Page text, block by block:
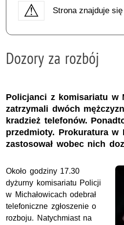
Strona znajduje
Dozory za rozbój
Policjanci z komisariatu w
zatrzymali dwóch
kradzież telefonów.
przedmioty. Prokuratura w
zastosował wobec nich
Około godziny 17.30
dyżurny komisariatu Policji
w Michałowicach odebrał
telefoniczne zgłoszenie o
rozboju. Natychmiast na